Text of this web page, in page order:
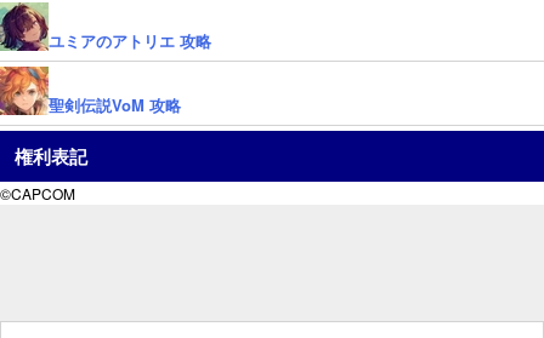
ユミアのアトリエ 攻略
聖剣伝説VoM 攻略
権利表記
©CAPCOM